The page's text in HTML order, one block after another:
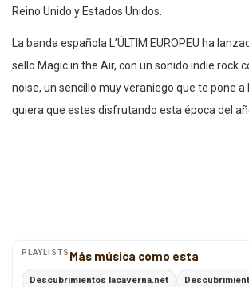
Reino Unido y Estados Unidos.
La banda española L’ÚLTIM EUROPEU ha
sello Magic in the Air, con un sonido indie rock
noise, un sencillo muy veraniego que te pone a
quiera que estes disfrutando esta época del
PLAYLISTS Más música como esta
Descubrimientos lacaverna.net